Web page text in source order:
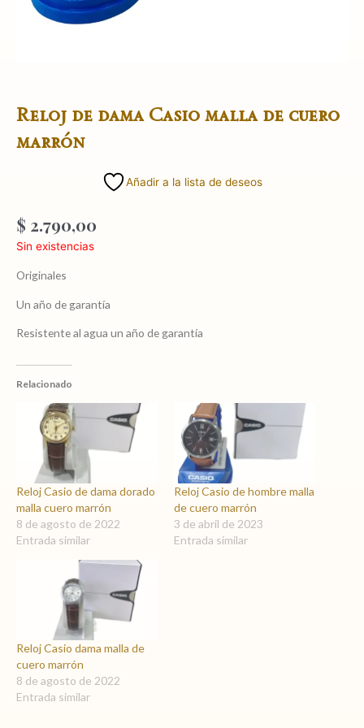
Reloj de dama Casio malla de cuero
marrón
Añadir a la lista de deseos
$ 2.790,00
Sin existencias
Originales
Un año de garantía
Resistente al agua un año de garantía
Relacionado
Reloj Casio de dama dorado
malla cuero marrón
8 de agosto de 2022
Entrada similar
Reloj Casio de hombre malla
de cuero marrón
3 de abril de 2023
Entrada similar
Reloj Casio dama malla de
cuero marrón
8 de agosto de 2022
Entrada similar